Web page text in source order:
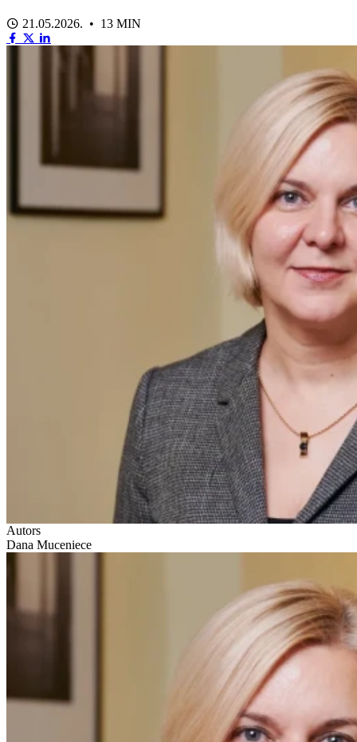
21.05.2026. • 13 MIN
Autors
Dana Muceniece